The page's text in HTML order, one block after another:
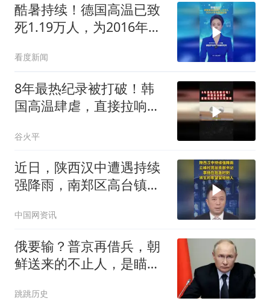
酷暑持续！德国高温已致
死1.19万人，为2016年来
看度新闻
8年最热纪录被打破！韩
国高温肆虐，直接拉响国
谷火平
近日，陕西汉中遭遇持续
强降雨，南郑区高台镇立
会主任李杨在危急时刻将
生的希望留给他人 （新闻
联播）
中国网资讯
俄要输？普京再借兵，朝
鲜送来的不止人，是瞄准
跳跳历史